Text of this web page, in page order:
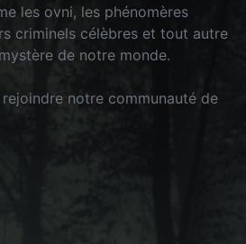
les ovni, les phénomères
criminels célèbres et tout autre
de notre monde.
notre communauté de